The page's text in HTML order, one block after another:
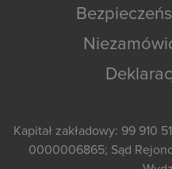
Kapitał zakładowy: 99 910
0000006865; Sąd